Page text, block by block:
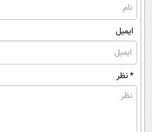
ایمیل
* نظر